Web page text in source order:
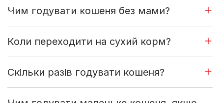
Чим годувати кошеня без мами?
Коли переходити на сухий корм?
Скільки разів годувати кошеня?